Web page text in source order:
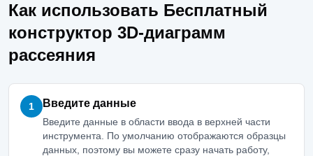
Как использовать Бесплатный
конструктор 3D-диаграмм
рассеяния
1 Введите данные
Введите данные в области ввода в верхней части
инструмента. По умолчанию отображаются образцы
данных, поэтому вы можете сразу начать работу,